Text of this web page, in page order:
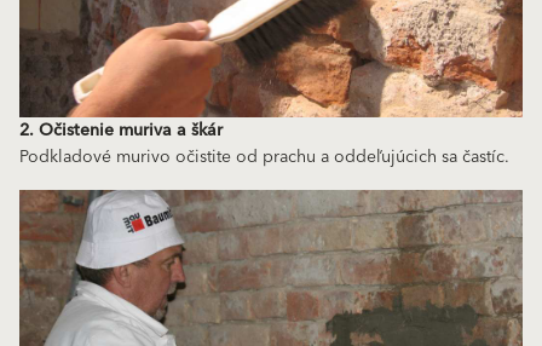
2. Očistenie muriva a škár
Podkladové murivo očistite od prachu a oddeľujúcich sa častíc.